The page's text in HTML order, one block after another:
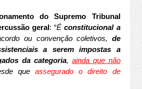
do Supremo Tribunal
geral: “Éconstitucional a
ou convenção coletivos, de
a serem impostas a
da categoria, ainda que não
que
assegurado o direito de